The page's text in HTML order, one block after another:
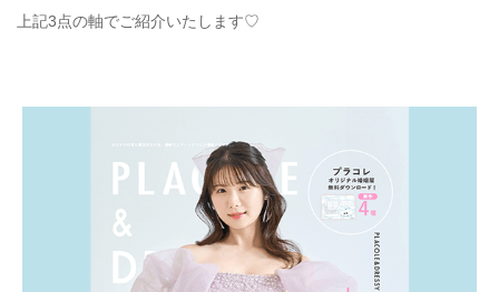
上記3点の軸でご紹介いたします♡